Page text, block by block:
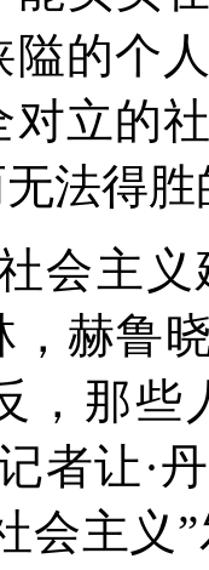
的个
对立的
法得胜
会主
，赫鲁
，那些
者让·
会主义 ”